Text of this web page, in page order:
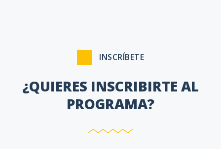
INSCRÍBETE
¿QUIERES INSCRIBIRTE AL
PROGRAMA?